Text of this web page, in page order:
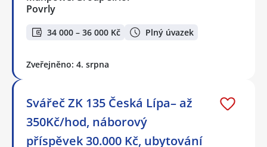
Povrly
34 000 – 36 000 Kč Plný úvazek
Zveřejněno: 4. srpna
Svářeč ZK 135 Česká Lípa– až
350Kč/hod, náborový
příspěvek 30.000 Kč, ubytování